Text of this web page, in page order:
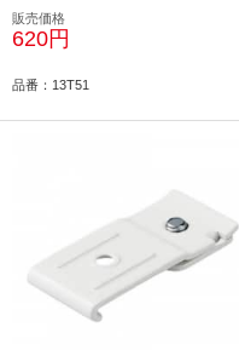
販売価格
620円
品番：13T51